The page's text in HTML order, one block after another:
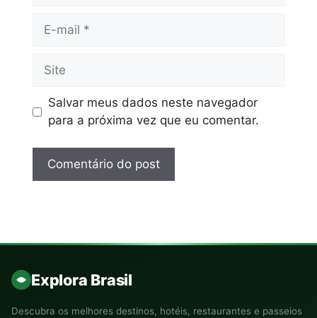
Salvar meus dados neste navegador
para a próxima vez que eu comentar.
Explora Brasil
Descubra os melhores destinos, hotéis, restaurantes e passeios